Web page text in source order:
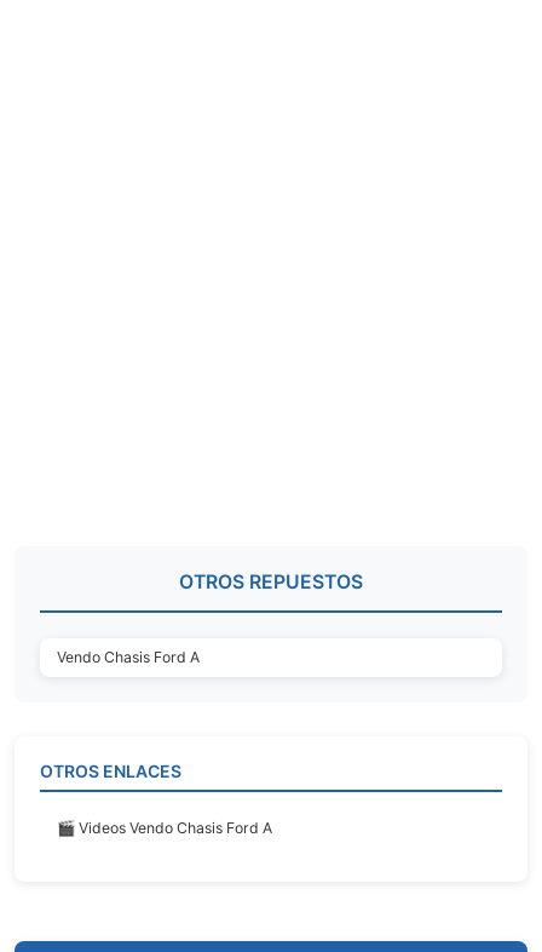
OTROS REPUESTOS
Vendo Chasis Ford A
OTROS ENLACES
🎬 Videos Vendo Chasis Ford A